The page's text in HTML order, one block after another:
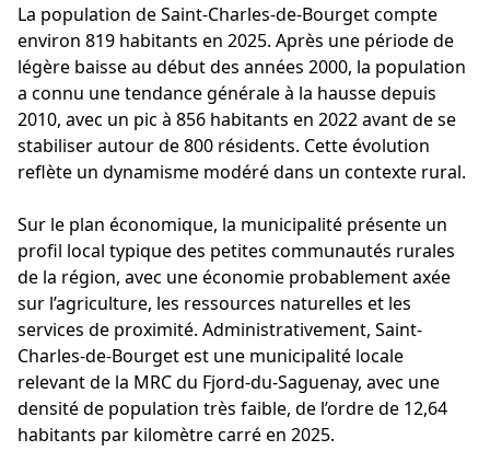
La population de Saint-Charles-de-Bourget compte
environ 819 habitants en 2025. Après une période de
légère baisse au début des années 2000, la population
a connu une tendance générale à la hausse depuis
2010, avec un pic à 856 habitants en 2022 avant de se
stabiliser autour de 800 résidents. Cette évolution
reflète un dynamisme modéré dans un contexte rural.
Sur le plan économique, la municipalité présente un
profil local typique des petites communautés rurales
de la région, avec une économie probablement axée
sur l’agriculture, les ressources naturelles et les
services de proximité. Administrativement, Saint-
Charles-de-Bourget est une municipalité locale
relevant de la MRC du Fjord-du-Saguenay, avec une
densité de population très faible, de l’ordre de 12,64
habitants par kilomètre carré en 2025.